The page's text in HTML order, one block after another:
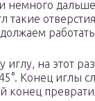
немного
такие
на этот
Конец иглы
конец